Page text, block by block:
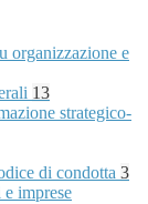
organizzazione e
13
strategico-
di condotta 3
imprese